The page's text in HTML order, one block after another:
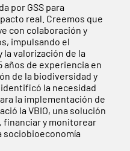
por GSS para
real. Creemos que
con colaboración y
impulsando el
valorización de la
años de experiencia en
de la biodiversidad y
la necesidad
la implementación de
la VBIO, una solución
financiar y monitorear
sociobioeconomía